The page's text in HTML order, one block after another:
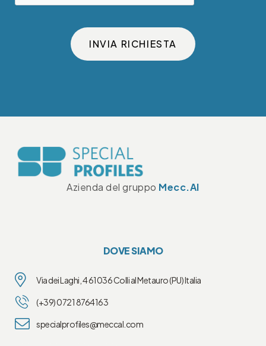
INVIA RICHIESTA
Azienda del gruppo Mecc.Al
DOVE SIAMO
Via dei Laghi, 4 61036 Colli al Metauro (PU) Italia
(+39) 0721 8764163
specialprofiles@meccal.com